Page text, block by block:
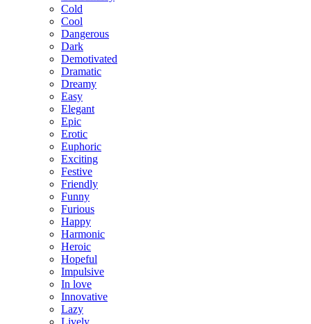
Cold
Cool
Dangerous
Dark
Demotivated
Dramatic
Dreamy
Easy
Elegant
Epic
Erotic
Euphoric
Exciting
Festive
Friendly
Funny
Furious
Happy
Harmonic
Heroic
Hopeful
Impulsive
In love
Innovative
Lazy
Lively